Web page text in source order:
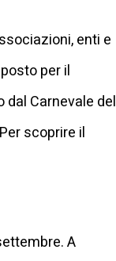
enti e
per il
dal Carnevale del
scoprire il
A